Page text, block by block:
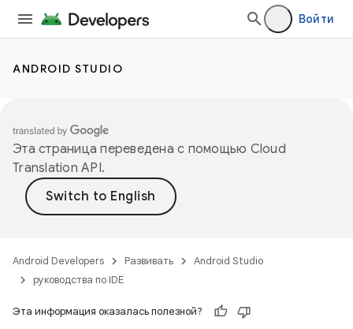
Войти
ANDROID STUDIO
Эта страница переведена с помощью Cloud
Translation API.
Android Developers Развивать
Android Studio
руководства по IDE
Эта информация оказалась полезной?